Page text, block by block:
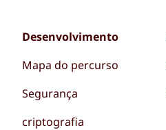
Desenvolvimento
Mapa do percurso
Segurança
criptografia